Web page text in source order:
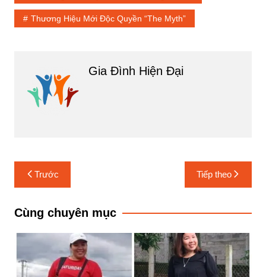
Thương Hiệu Mới Độc Quyền “The Myth”
Gia Đình Hiện Đại
Điều
hướng
bài
Trước Tiếp theo
Cùng chuyên mục